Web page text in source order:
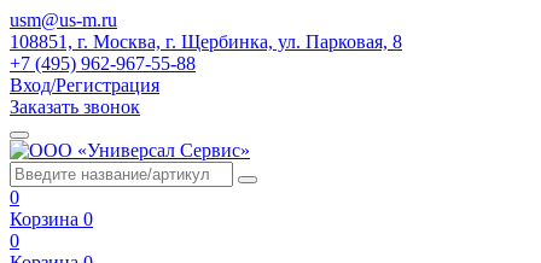
usm@us-m.ru
108851, г. Москва, г. Щербинка, ул. Парковая, 8
+7 (495) 962-967-55-88
Вход/Регистрация
Заказать звонок
0
Корзина 0
0